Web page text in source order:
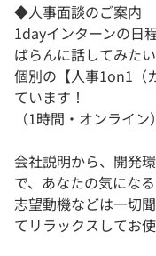
◆人事面談のご案内
1dayインターンの日
ばらんに話してみた
個別の【人事1on1（
ています！
（1時間・オンライン）
会社説明から、開発
で、あなたの気にな
志望動機などは一切
てリラックスしてお